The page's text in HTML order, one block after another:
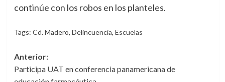
continúe con los robos en los planteles.
Tags: Cd. Madero, Delincuencia, Escuelas
Navegación
de
Anterior:
Participa UAT en conferencia panamericana de